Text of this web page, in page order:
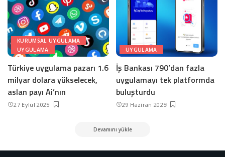
KURUMSAL UYGULAMA
UYGULAMA
Türkiye uygulama pazarı 1.6
milyar dolara yükselecek,
aslan payı Ai’nın
27 Eylül 2025
UYGULAMA
İş Bankası 790’dan fazla
uygulamayı tek platformda
buluşturdu
29 Haziran 2025
Devamını yükle